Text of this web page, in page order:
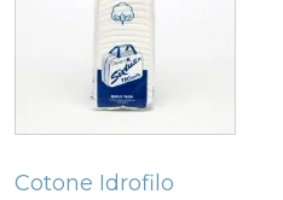
Cotone Idrofilo